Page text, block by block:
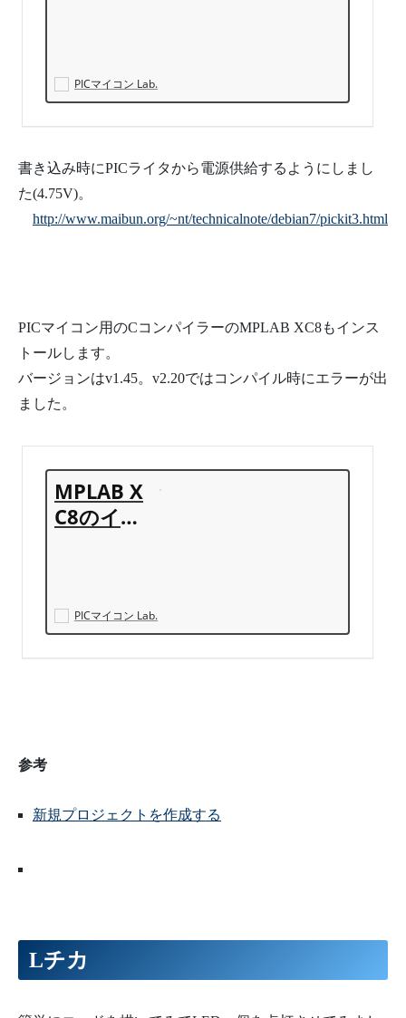
| PICマイ
コン Lab.
マイコ
ン】
PICマイコン Lab.
書き込み時にPICライタから電源供給するようにしまし
た(4.75V)。
http://www.maibun.org/~nt/technicalnote/debian7/pickit3.html
PICマイコン用のCコンパイラーのMPLAB XC8もインス
トールします。
バージョンはv1.45。v2.20ではコンパイル時にエラーが出
ました。
MPLAB X
C8のイン
| PICマイ
コン Lab.
PICマイコン Lab.
参考
新規プロジェクトを作成する
Lチカ